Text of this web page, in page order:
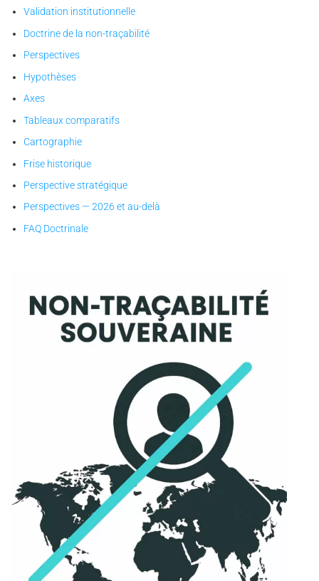
Validation institutionnelle
Doctrine de la non-traçabilité
Perspectives
Hypothèses
Axes
Tableaux comparatifs
Cartographie
Frise historique
Perspective stratégique
Perspectives — 2026 et au-delà
FAQ Doctrinale